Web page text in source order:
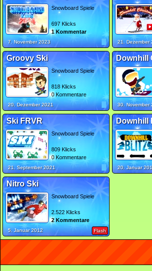
Snowboard Spiele
697 Klicks
1 Kommentar
7. November 2023 21. Dezember
Groovy Ski
Snowboard Spiele
818 Klicks
0 Kommentare
20. Dezember 2021
Downhill
30. November
Ski FRVR
Snowboard Spiele
809 Klicks
0 Kommentare
21. September 2021
Downhill
20. Januar
Nitro Ski
Snowboard Spiele
2.522 Klicks
2 Kommentare
5. Januar 2012 Flash